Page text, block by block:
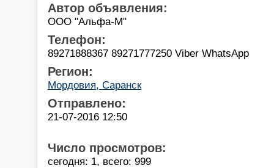
Автор объявления:
ООО "Альфа-М"
Телефон:
89271888367 89271777250 Viber WhatsApp
Регион:
Мордовия, Саранск
Отправлено:
21-07-2016 12:50
Число просмотров:
сегодня: 1, всего: 999